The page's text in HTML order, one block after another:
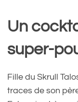
Un
super-
Fille du Skrull
traces de son